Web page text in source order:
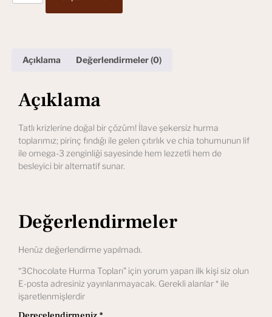
Açıklama Değerlendirmeler (0)
Açıklama
Tatlı krizlerine doğal bir çözüm! İlave şekersiz hurma
toplarımız; pirinç fındığı ile gelen çıtırlık ve chia tohumunun lif
ile omega-3 zenginliği sayesinde hem lezzetli hem de
besleyici bir alternatif sunar.
Değerlendirmeler
Henüz değerlendirme yapılmadı.
“3Chocolate Hurma Topları” için yorum yapan ilk kişi siz olun
E-posta adresiniz yayınlanmayacak. Gerekli alanlar* ile
işaretlenmişlerdir